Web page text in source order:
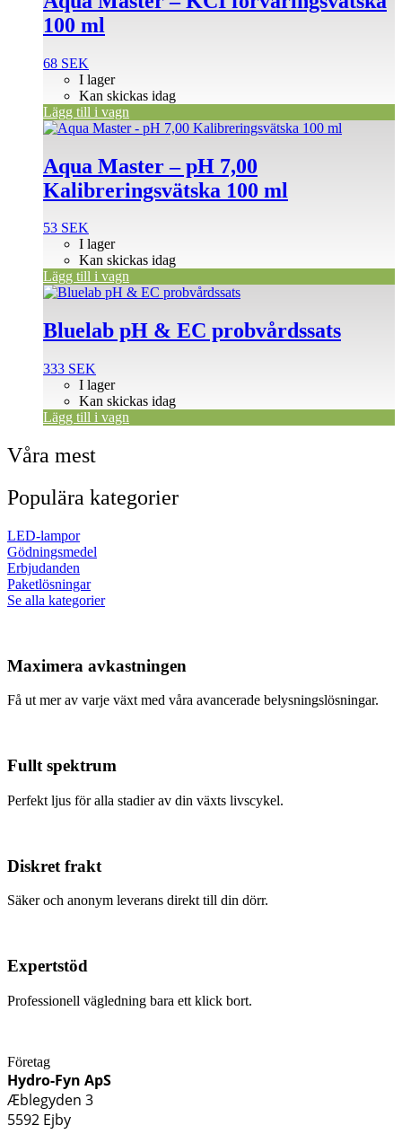
100 ml
68 SEK
I lager
Kan skickas idag
Lägg till i vagn
Aqua Master – pH 7,00
Kalibreringsvätska 100 ml
53 SEK
I lager
Kan skickas idag
Lägg till i vagn
Bluelab pH & EC probvårdssats
333 SEK
I lager
Kan skickas idag
Lägg till i vagn
Våra mest
Populära kategorier
LED-lampor
Gödningsmedel
Erbjudanden
Paketlösningar
Se alla kategorier
Maximera avkastningen
Få ut mer av varje växt med våra avancerade belysningslösningar.
Fullt spektrum
Perfekt ljus för alla stadier av din växts livscykel.
Diskret frakt
Säker och anonym leverans direkt till din dörr.
Expertstöd
Professionell vägledning bara ett klick bort.
Företag
Hydro-Fyn ApS
Æblegyden 3
5592 Ejby